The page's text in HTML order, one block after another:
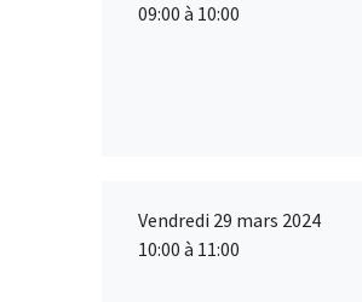
09:00 à 10:00
Vendredi 29 mars 2024
10:00 à 11:00